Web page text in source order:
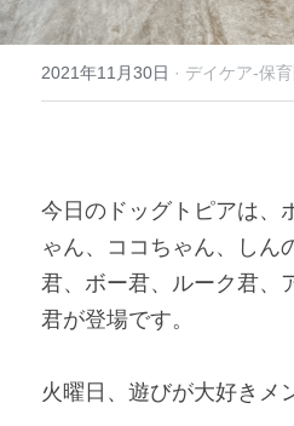
2021年11月30日 · デイケア-保育
今日のドッグトピアは、
ゃん、ココちゃん、しん
君、ボー君、ルーク君、
君が登場です。
火曜日、遊びが大好きメ